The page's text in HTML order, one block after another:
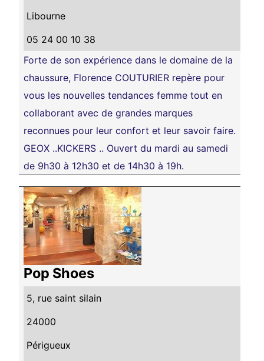
Libourne
05 24 00 10 38
Forte de son expérience dans le domaine de la
chaussure, Florence COUTURIER repère pour
vous les nouvelles tendances femme tout en
collaborant avec de grandes marques
reconnues pour leur confort et leur savoir faire.
GEOX ..KICKERS .. Ouvert du mardi au samedi
de 9h30 à 12h30 et de 14h30 à 19h.
Pop Shoes
5, rue saint silain
24000
Périgueux